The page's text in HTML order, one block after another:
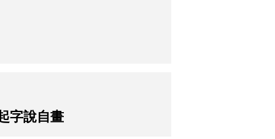
字說自畫